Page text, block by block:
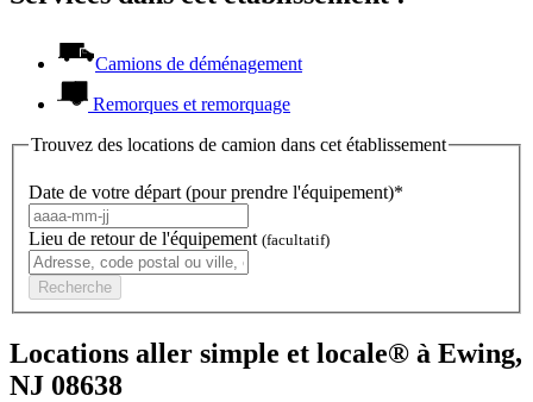
Camions de déménagement
Remorques et remorquage
Trouvez des locations de camion dans cet établissement
Date de votre départ (pour prendre l'équipement)*
Lieu de retour de l'équipement (facultatif)
Recherche
Locations aller simple et locale® à Ewing,
NJ 08638